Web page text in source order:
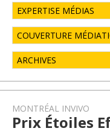
EXPERTISE MÉDIAS
COUVERTURE
ARCHIVES
MONTRÉAL INVIVO
Prix Étoiles